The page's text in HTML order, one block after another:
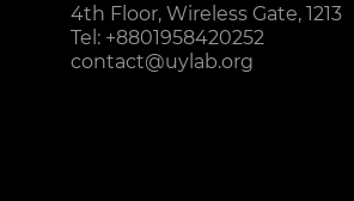
4th Floor, Wireless Gate, 1213
Tel: +8801958420252
contact@uylab.org